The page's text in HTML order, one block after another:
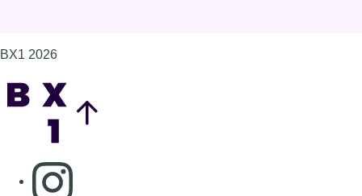
BX1 2026
Consulter page Instagram